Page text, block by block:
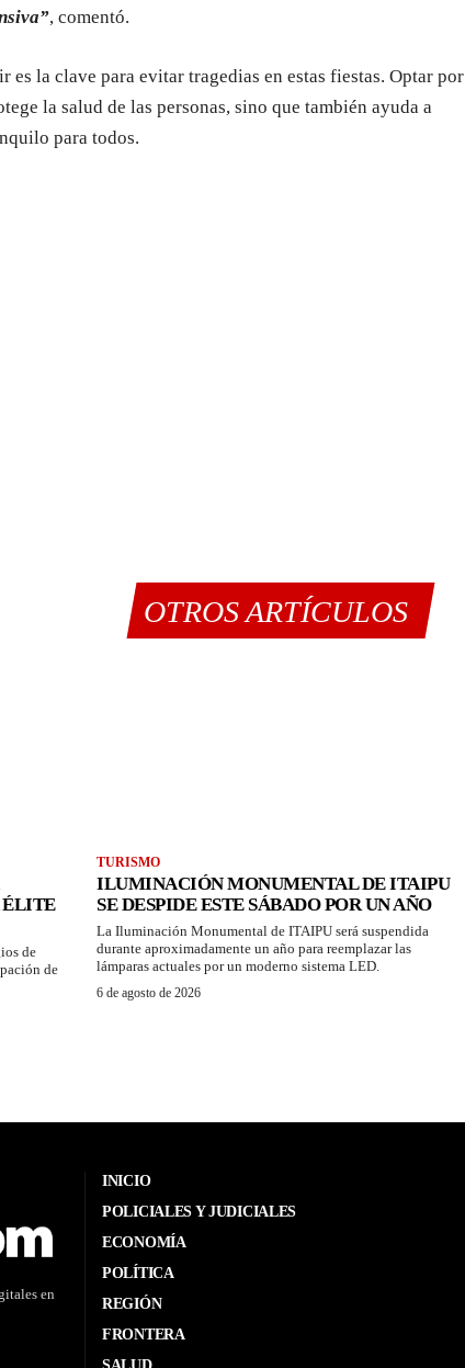
, comentó.
es la clave para evitar tragedias en estas fiestas. Optar por
la salud de las personas, sino que también ayuda a
para todos.
OTROS ARTÍCULOS
ÉLITE
de
de
TURISMO
ILUMINACIÓN MONUMENTAL DE ITAIPU
SE DESPIDE ESTE SÁBADO POR UN AÑO
La Iluminación Monumental de ITAIPU será suspendida
durante aproximadamente un año para reemplazar las
lámparas actuales por un moderno sistema LED.
6 de agosto de 2026
en
INICIO
POLICIALES Y JUDICIALES
ECONOMÍA
POLÍTICA
REGIÓN
FRONTERA